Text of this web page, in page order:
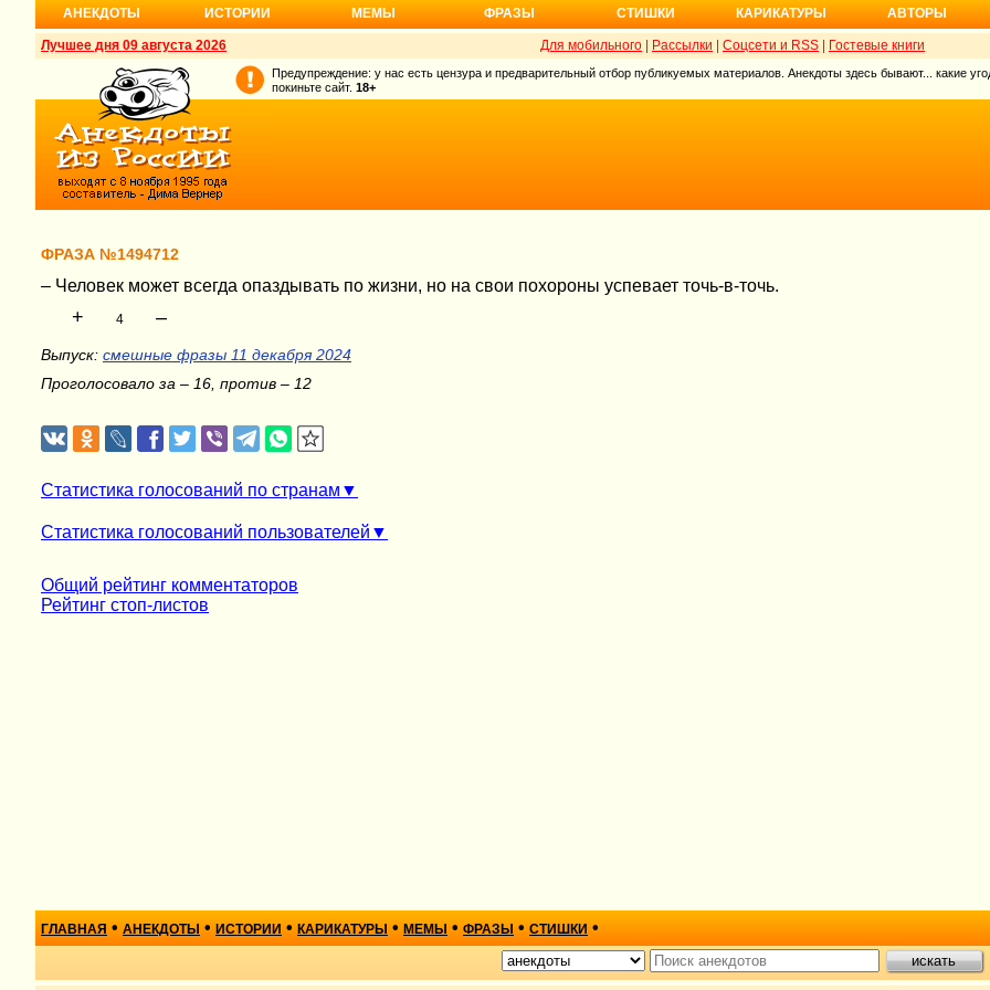
АНЕКДОТЫ ИСТОРИИ МЕМЫ ФРАЗЫ СТИШКИ КАРИКАТУРЫ АВТОРЫ
Лучшее дня 09 августа 2026 Для мобильного Рассылки Соцсети и RSS Гостевые книги
Предупреждение: у нас есть цензура и предварительный отбор публикуемых материалов. Анекдоты здесь бывают... какие
покиньте сайт. 18+
ФРАЗА №1494712
– Человек может всегда опаздывать по жизни, но на свои похороны успевает точь-в-точь.
+ 4 –
Выпуск: смешные фразы 11 декабря 2024
Проголосовало за – 16, против – 12
Статистика голосований по странам
Статистика голосований пользователей
Общий рейтинг комментаторов
Рейтинг стоп-листов
ГЛАВНАЯ • АНЕКДОТЫ • ИСТОРИИ • КАРИКАТУРЫ • МЕМЫ • ФРАЗЫ • СТИШКИ •